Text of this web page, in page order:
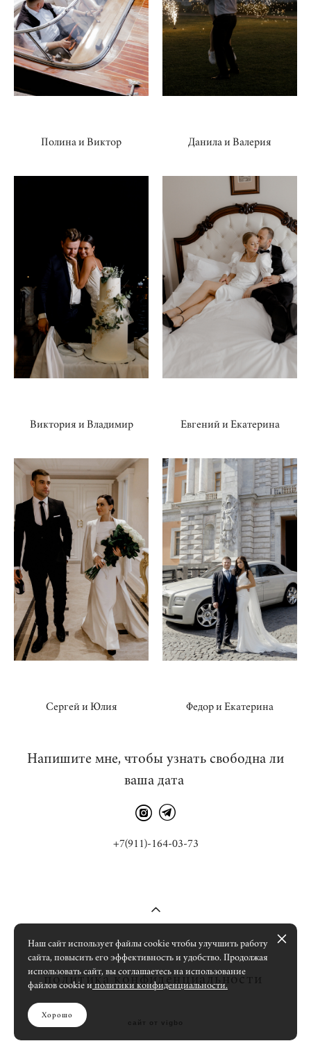
Полина и Виктор Данила и Валерия
Виктория и Владимир Евгений и Екатерина
Сергей и Юлия Федор и Екатерина
Напишите мне, чтобы узнать свободна ли
ваша дата
+7(911)-164-03-73
политика конфиденциальности
сайт от vigbo
Наш сайт использует файлы cookie чтобы улучшить работу
сайта, повысить его эффективность и удобство. Продолжая
использовать сайт, вы соглашаетесь на использование
файлов cookie и политики конфиденциальности.
Хорошо